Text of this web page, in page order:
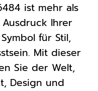
ist mehr als
Ihrer
für Stil,
Mit dieser
Sie der Welt,
Design und